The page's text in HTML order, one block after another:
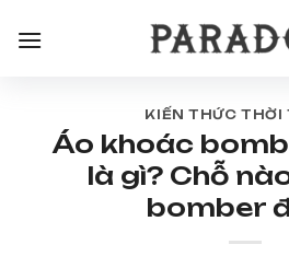
qua
KIẾN THỨC THỜI
Áo khoác
là gì? Chỗ
bomber